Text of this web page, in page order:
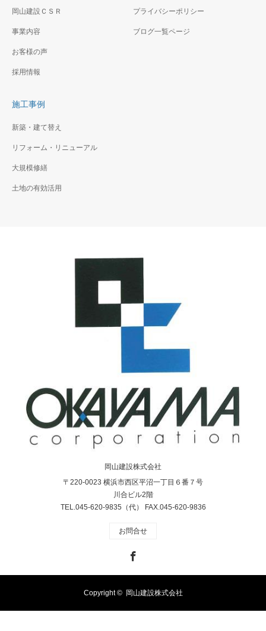
岡山建設ＣＳＲ
事業内容
お客様の声
採用情報
プライバシーポリシー
ブログ一覧ページ
施工事例
新築・建て替え
リフォーム・リニューアル
大規模修繕
土地の有効活用
岡山建設株式会社
〒220-0023 横浜市西区平沼一丁目６番７号
川合ビル2階
TEL.045-620-9835（代） FAX.045-620-9836
お問合せ
Copyright © 岡山建設株式会社